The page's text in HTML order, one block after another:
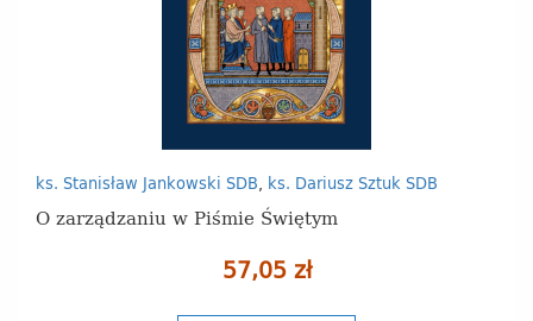
ks. Stanisław Jankowski SDB, ks. Dariusz Sztuk SDB
O zarządzaniu w Piśmie Świętym
57,05 zł